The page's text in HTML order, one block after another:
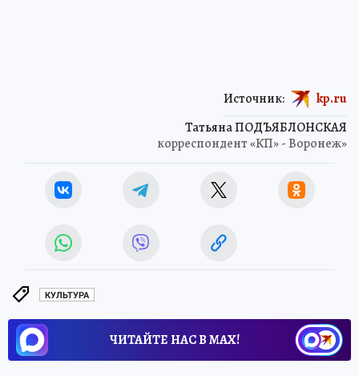
Татьяна ПОДЪЯБЛОНСКАЯ
корреспондент «КП» - Воронеж»
Источник: kp.ru
КУЛЬТУРА
ЧИТАЙТЕ НАС В МАХ!